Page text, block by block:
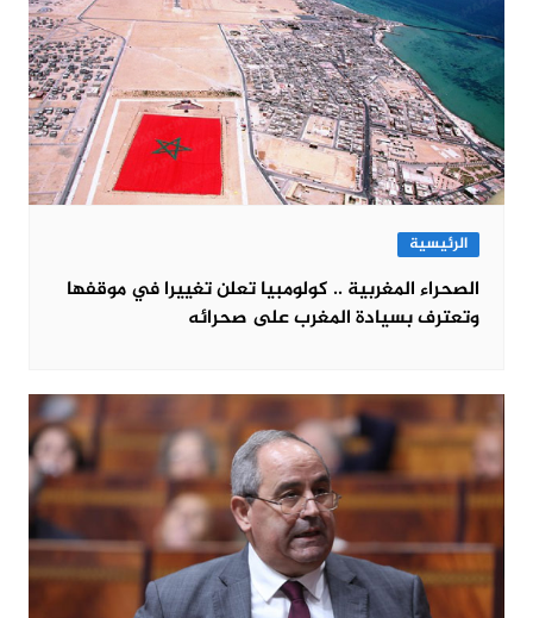
الرئيسية
الصحراء المغربية .. كولومبيا تعلن تغييرا في موقفها
وتعترف بسيادة المغرب على صحرائه